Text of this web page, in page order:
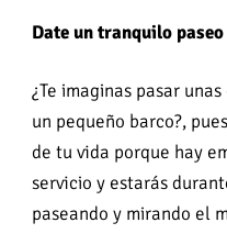
Date un tranquilo
¿Te imaginas pasar
un pequeño barco?,
de tu vida porque hay
servicio y estarás
paseando y mirando el